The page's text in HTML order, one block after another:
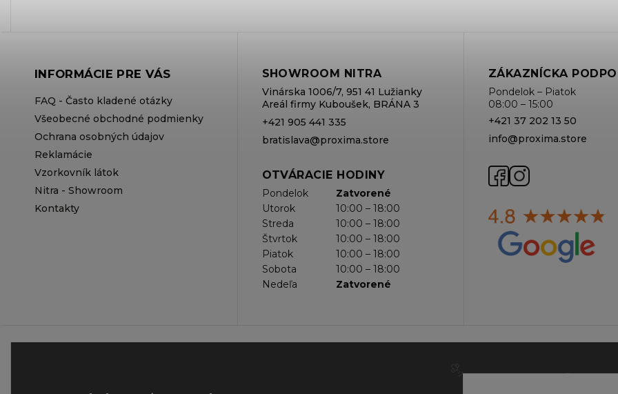
INFORMÁCIE PRE VÁS
FAQ - Často kladené otázky
Všeobecné obchodné podmienky
Ochrana osobných údajov
Reklamácie
Vzorkovník látok
Nitra - Showroom
Kontakty
SHOWROOM NITRA
Vinárska 1006/7, 951 41 Lužianky
Areál firmy Kuboušek, BRÁNA 3
+421 905 441 335
bratislava@proxima.store
OTVÁRACIE HODINY
Pondelok
Zatvorené
Utorok
10:00 – 18:00
Streda
10:00 – 18:00
Štvrtok
10:00 – 18:00
Piatok
10:00 – 18:00
Sobota
10:00 – 18:00
Nedeľa
Zatvorené
ZÁKAZNÍCKA
Pondelok – Piatok
08:00 – 15:00
+421 37 202 13 50
info@proxima.store